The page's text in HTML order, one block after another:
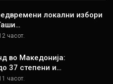
локални избори
часот.
во Македонија:
37 степени и…
часот.